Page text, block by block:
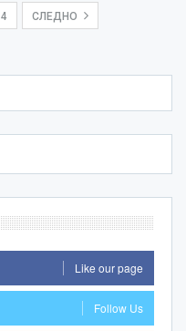
4 СЛЕДНО
Like our page
Follow Us